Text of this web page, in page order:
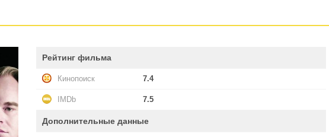
Рейтинг фильма
Кинопоиск 7.4
IMDb 7.5
Дополнительные данные